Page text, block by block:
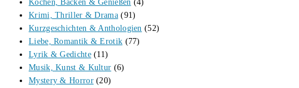
Kochen, Backen & Genießen (4)
Krimi, Thriller & Drama (91)
Kurzgeschichten & Anthologien (52)
Liebe, Romantik & Erotik (77)
Lyrik & Gedichte (11)
Musik, Kunst & Kultur (6)
Mystery & Horror (20)